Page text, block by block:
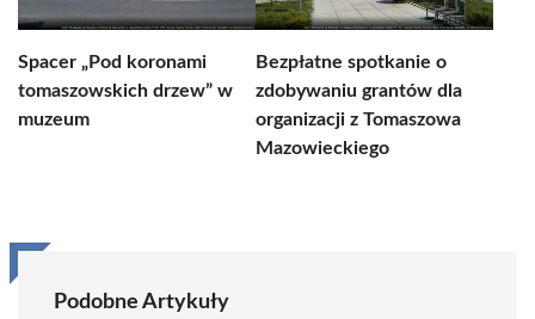
Spacer „Pod koronami
tomaszowskich drzew” w
muzeum
Bezpłatne spotkanie o
zdobywaniu grantów dla
organizacji z Tomaszowa
Mazowieckiego
Podobne Artykuły